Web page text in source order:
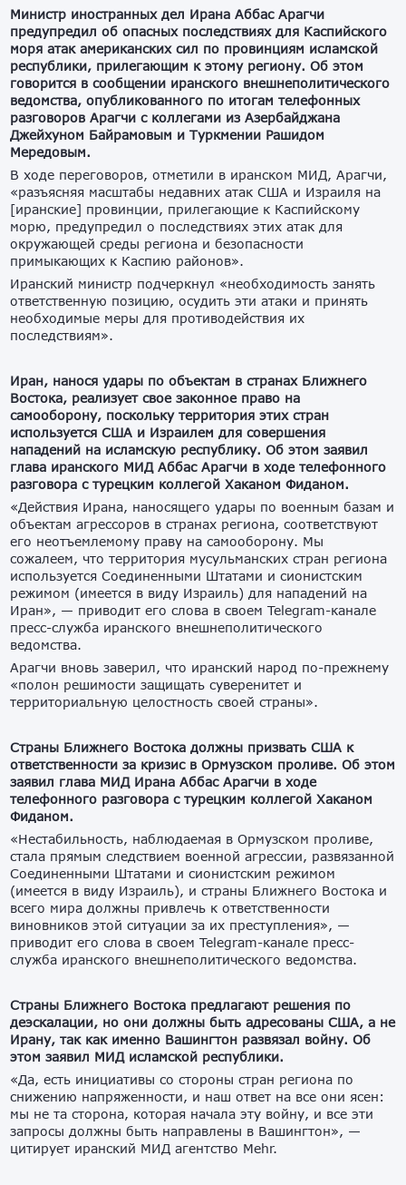
Министр иностранных дел Ирана Аббас Арагчи
предупредил об опасных последствиях для Каспийского
моря атак американских сил по провинциям исламской
республики, прилегающим к этому региону. Об этом
говорится в сообщении иранского внешнеполитического
ведомства, опубликованного по итогам телефонных
разговоров Арагчи с коллегами из Азербайджана
Джейхуном Байрамовым и Туркмении Рашидом
Мередовым.
В ходе переговоров, отметили в иранском МИД, Арагчи,
«разъясняя масштабы недавних атак США и Израиля на
[иранские] провинции, прилегающие к Каспийскому
морю, предупредил о последствиях этих атак для
окружающей среды региона и безопасности
примыкающих к Каспию районов».
Иранский министр подчеркнул «необходимость занять
ответственную позицию, осудить эти атаки и принять
необходимые меры для противодействия их
последствиям».
Иран, нанося удары по объектам в странах Ближнего
Востока, реализует свое законное право на
самооборону, поскольку территория этих стран
используется США и Израилем для совершения
нападений на исламскую республику. Об этом заявил
глава иранского МИД Аббас Арагчи в ходе телефонного
разговора с турецким коллегой Хаканом Фиданом.
«Действия Ирана, наносящего удары по военным базам и
объектам агрессоров в странах региона, соответствуют
его неотъемлемому праву на самооборону. Мы
сожалеем, что территория мусульманских стран региона
используется Соединенными Штатами и сионистским
режимом (имеется в виду Израиль) для нападений на
Иран», — приводит его слова в своем Telegram-канале
пресс-служба иранского внешнеполитического
ведомства.
Арагчи вновь заверил, что иранский народ по-прежнему
«полон решимости защищать суверенитет и
территориальную целостность своей страны».
Страны Ближнего Востока должны призвать США к
ответственности за кризис в Ормузском проливе. Об этом
заявил глава МИД Ирана Аббас Арагчи в ходе
телефонного разговора с турецким коллегой Хаканом
Фиданом.
«Нестабильность, наблюдаемая в Ормузском проливе,
стала прямым следствием военной агрессии, развязанной
Соединенными Штатами и сионистским режимом
(имеется в виду Израиль), и страны Ближнего Востока и
всего мира должны привлечь к ответственности
виновников этой ситуации за их преступления», —
приводит его слова в своем Telegram-канале пресс-
служба иранского внешнеполитического ведомства.
Страны Ближнего Востока предлагают решения по
деэскалации, но они должны быть адресованы США, а не
Ирану, так как именно Вашингтон развязал войну. Об
этом заявил МИД исламской республики.
«Да, есть инициативы со стороны стран региона по
снижению напряженности, и наш ответ на все они ясен:
мы не та сторона, которая начала эту войну, и все эти
запросы должны быть направлены в Вашингтон», —
цитирует иранский МИД агентство Mehr.